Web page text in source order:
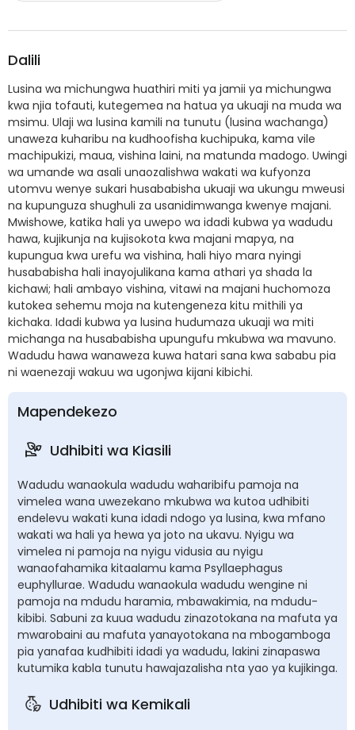
Dalili
Lusina wa michungwa huathiri miti ya jamii ya michungwa
kwa njia tofauti, kutegemea na hatua ya ukuaji na muda wa
msimu. Ulaji wa lusina kamili na tunutu (lusina wachanga)
unaweza kuharibu na kudhoofisha kuchipuka, kama vile
machipukizi, maua, vishina laini, na matunda madogo. Uwingi
wa umande wa asali unaozalishwa wakati wa kufyonza
utomvu wenye sukari husababisha ukuaji wa ukungu mweusi
na kupunguza shughuli za usanidimwanga kwenye majani.
Mwishowe, katika hali ya uwepo wa idadi kubwa ya wadudu
hawa, kujikunja na kujisokota kwa majani mapya, na
kupungua kwa urefu wa vishina, hali hiyo mara nyingi
husababisha hali inayojulikana kama athari ya shada la
kichawi; hali ambayo vishina, vitawi na majani huchomoza
kutokea sehemu moja na kutengeneza kitu mithili ya
kichaka. Idadi kubwa ya lusina hudumaza ukuaji wa miti
michanga na husababisha upungufu mkubwa wa mavuno.
Wadudu hawa wanaweza kuwa hatari sana kwa sababu pia
ni waenezaji wakuu wa ugonjwa kijani kibichi.
Mapendekezo
Udhibiti wa Kiasili
Wadudu wanaokula wadudu waharibifu pamoja na
vimelea wana uwezekano mkubwa wa kutoa udhibiti
endelevu wakati kuna idadi ndogo ya lusina, kwa mfano
wakati wa hali ya hewa ya joto na ukavu. Nyigu wa
vimelea ni pamoja na nyigu vidusia au nyigu
wanaofahamika kitaalamu kama Psyllaephagus
euphyllurae. Wadudu wanaokula wadudu wengine ni
pamoja na mdudu haramia, mbawakimia, na mdudu-
kibibi. Sabuni za kuua wadudu zinazotokana na mafuta ya
mwarobaini au mafuta yanayotokana na mbogamboga
pia yanafaa kudhibiti idadi ya wadudu, lakini zinapaswa
kutumika kabla tunutu hawajazalisha nta yao ya kujikinga.
Udhibiti wa Kemikali